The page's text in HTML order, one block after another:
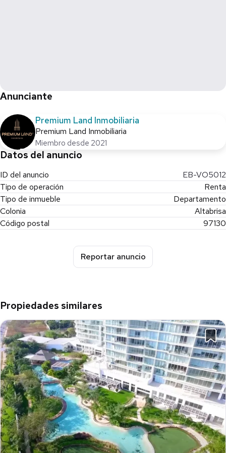
Anunciante
Premium Land Inmobiliaria
Premium Land Inmobiliaria
Miembro desde 2021
Datos del anuncio
ID del anuncio
EB-VO5012
Tipo de operación
Renta
Tipo de inmueble
Departamento
Colonia
Altabrisa
Código postal
97130
Reportar anuncio
Propiedades similares